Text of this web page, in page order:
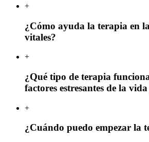
+
¿Cómo ayuda la terapia en
vitales?
+
¿Qué tipo de terapia
factores estresantes de la
+
¿Cuándo puedo empezar la